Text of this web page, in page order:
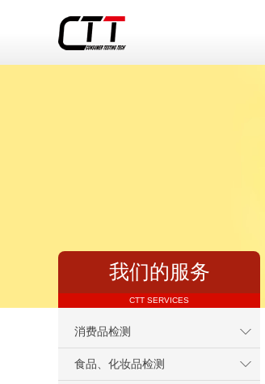
我们的服务
CTT SERVICES
消费品检测
食品、化妆品检测